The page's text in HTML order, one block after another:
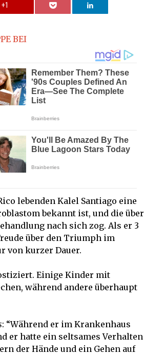
+1
BEI
lebenden Kalel Santiago eine
bekannt ist, und die über
nach sich zog. Als er 3
über den Triumph im
von kurzer Dauer.
Einige Kinder mit
während andere überhaupt
: “Während er im Krankenhaus
er hatte ein seltsames Verhalten
der Hände und ein Gehen auf